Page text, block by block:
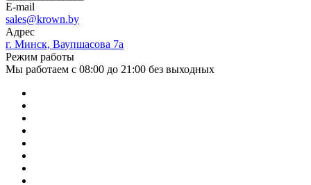
E-mail
sales@krown.by
Адрес
г. Минск, Ваупшасова 7а
Режим работы
Мы работаем с 08:00 до 21:00 без выходных